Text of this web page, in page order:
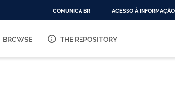
O
COMUNICA BR ACESSO À INFORMAÇÃO
BROWSE THE REPOSITORY